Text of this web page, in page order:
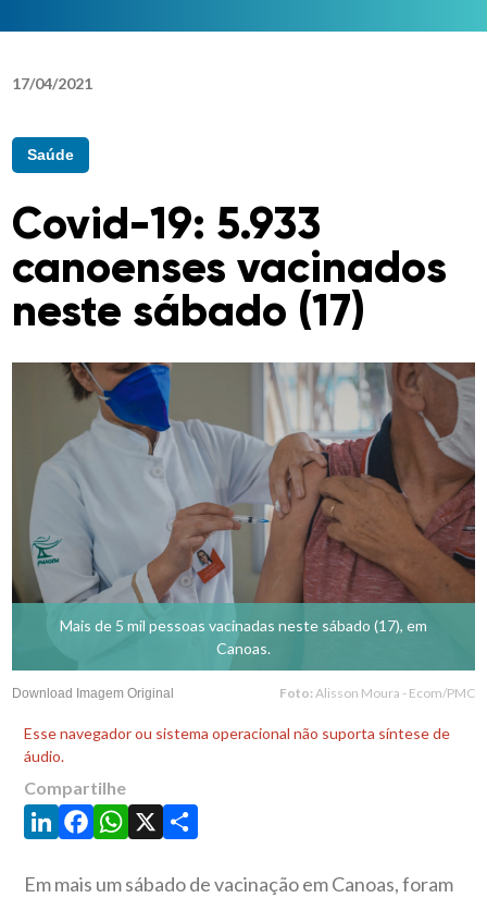
17/04/2021
Saúde
Covid-19: 5.933
canoenses vacinados
neste sábado (17)
Mais de 5 mil pessoas vacinadas neste sábado (17), em
Canoas.
Download Imagem Original Foto: Alisson Moura - Ecom/PMC
Esse navegador ou sistema operacional não suporta síntese de
áudio.
Compartilhe
LinkedIn
Facebook
WhatsApp
X Share
Em mais um sábado de vacinação em Canoas, foram